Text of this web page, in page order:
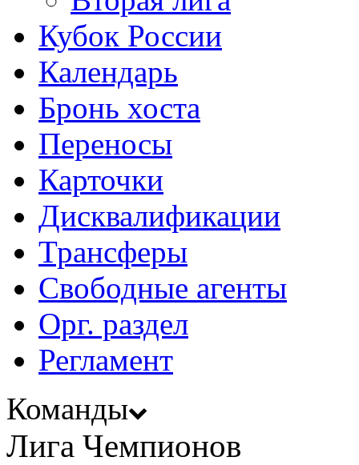
Кубок России
Календарь
Бронь хоста
Переносы
Карточки
Дисквалификации
Трансферы
Свободные агенты
Орг. раздел
Регламент
Команды
Лига Чемпионов